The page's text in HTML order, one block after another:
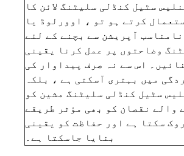
سٹیل کنڈلی سلیٹنگ لائن کا
کرتے ہو تو ، اوورلوڈ یا
نامناسب آپریشن سے بچنے کے لئے
وضاحتوں پر عمل کرنا یقینی
اس سے نہ صرف پیداوار کی
میں بہتری آسکتی ہے ، بلکہ
سٹیل کنڈلی سلیٹنگ مشین کو
والے نقصان کو بھی مؤثر طریقے
سکتا ہے اور حفاظت کو یقینی
بنایا جاسکتا ہے۔